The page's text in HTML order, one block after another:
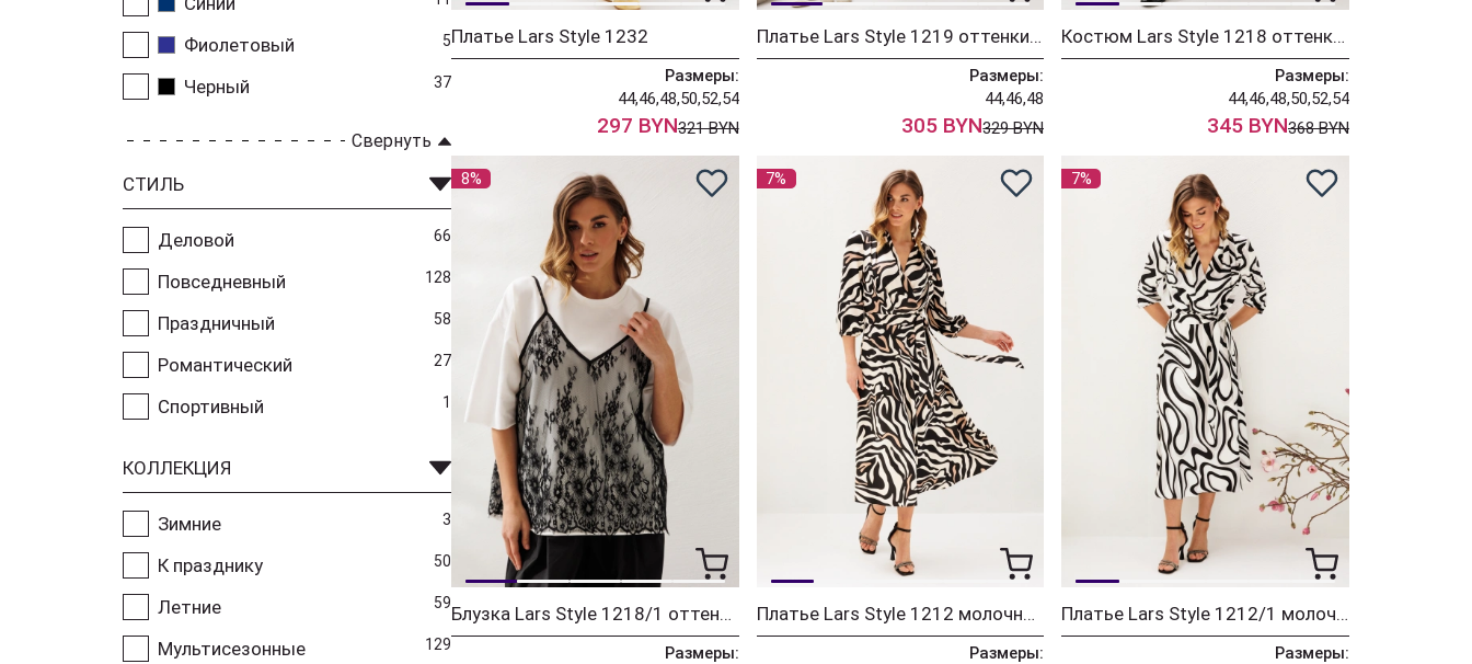
Фиолетовый 5
Черный 37
Свернуть
СТИЛЬ
Деловой 66
Повседневный 128
Праздничный 58
Романтический 27
Спортивный 1
КОЛЛЕКЦИЯ
Зимние 3
К празднику 50
Летние 59
Мультисезонные 129
Платье Lars Style 1232
Размеры:
44,46,48,50,52,54
297 BYN321 BYN
Платье Lars Style 1219 оттенки молочного+черный
Размеры:
44,46,48
305 BYN329 BYN
Костюм Lars Style 1218 оттенки молочного+черный
Размеры:
44,46,48,50,52,54
345 BYN368 BYN
8%
Блузка Lars Style 1218/1 оттенки молочного+черный
Размеры:
7%
Платье Lars Style 1212 молочный+бежево-черный анималистичный принт
Размеры:
7%
Платье Lars Style 1212/1 молочный+серо-черный анималистичный принт
Размеры: